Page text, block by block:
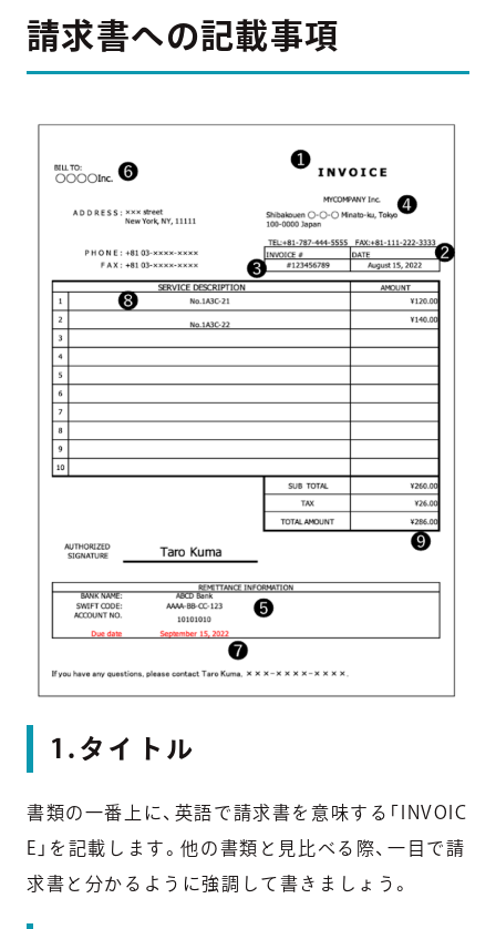
請求書への記載事項
1.タイトル
書類の一番上に、英語で請求書を意味する「INVOIC
E」を記載します。他の書類と見比べる際、一目で請
求書と分かるように強調して書きましょう。